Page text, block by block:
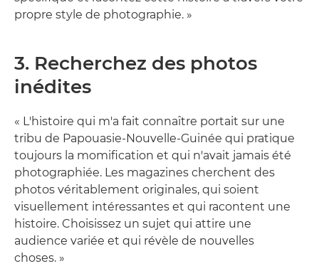
propre style de photographie. »
3. Recherchez des photos
inédites
« L'histoire qui m'a fait connaître portait sur une
tribu de Papouasie-Nouvelle-Guinée qui pratique
toujours la momification et qui n'avait jamais été
photographiée. Les magazines cherchent des
photos véritablement originales, qui soient
visuellement intéressantes et qui racontent une
histoire. Choisissez un sujet qui attire une
audience variée et qui révèle de nouvelles
choses. »